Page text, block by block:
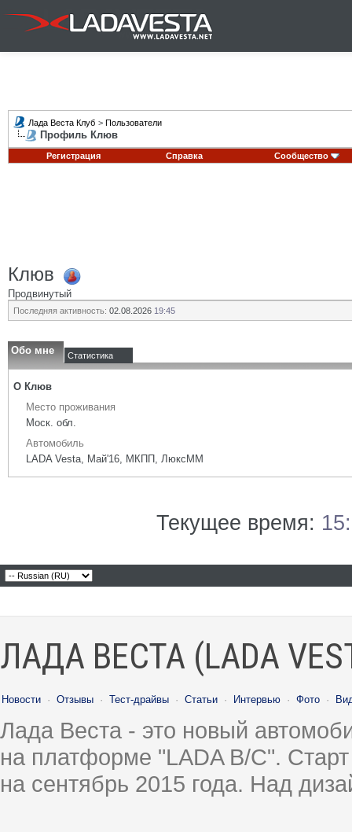
Лада Веста Клуб > Пользователи
Профиль Клюв
Регистрация Справка Сообщество
Клюв
Продвинутый
Последняя активность: 02.08.2026 19:45
Обо мне Статистика
О Клюв
Место проживания
Моск. обл.
Автомобиль
LADA Vesta, Май'16, МКПП, ЛюксММ
Текущее время:
ЛАДА ВЕСТА (LADA
Новости · Отзывы · Тест-драйвы · Статьи · Интервью · Фото ·
Лада Веста - это новый
на платформе "LADA B/C".
на сентябрь 2015 года. Над